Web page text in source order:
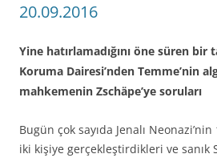
20.09.2016
Yine hatırlamadığını öne süren bir
Koruma Dairesi’nden Temme’nin
mahkemenin Zschäpe’ye soruları
Bugün çok sayıda Jenalı Neonazi’nin
iki kişiye gerçekleştirdikleri ve sanık